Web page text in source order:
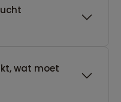
wat moet